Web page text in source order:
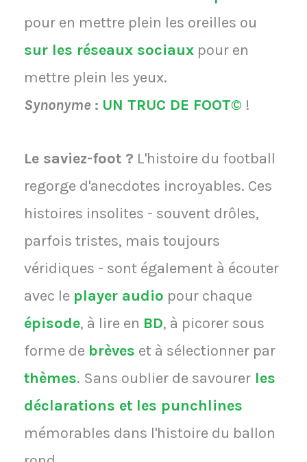
pour en mettre plein les oreilles ou
sur les réseaux sociaux pour en
mettre plein les yeux.
Synonyme : UN TRUC DE FOOT© !
Le saviez-foot ? L'histoire du football
regorge d'anecdotes incroyables. Ces
histoires insolites - souvent drôles,
parfois tristes, mais toujours
véridiques - sont également à écouter
avec le player audio pour chaque
épisode, à lire en BD, à picorer sous
forme de brèves et à sélectionner par
thèmes. Sans oublier de savourer les
déclarations et les punchlines
mémorables dans l'histoire du ballon